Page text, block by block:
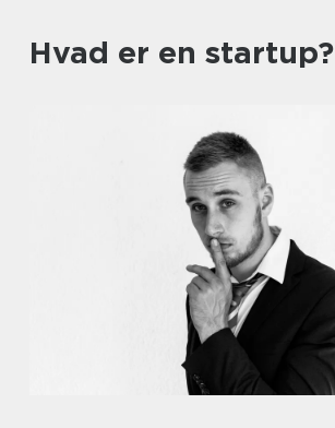
Hvad er en startup?